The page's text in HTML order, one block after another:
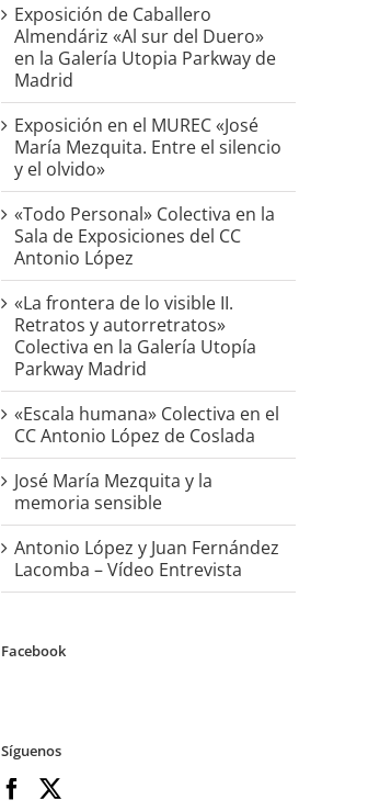
Exposición de Caballero
Almendáriz «Al sur del Duero»
en la Galería Utopia Parkway de
Madrid
Exposición en el MUREC «José
María Mezquita. Entre el silencio
y el olvido»
«Todo Personal» Colectiva en la
Sala de Exposiciones del CC
Antonio López
«La frontera de lo visible II.
Retratos y autorretratos»
Colectiva en la Galería Utopía
Parkway Madrid
«Escala humana» Colectiva en el
CC Antonio López de Coslada
José María Mezquita y la
memoria sensible
Antonio López y Juan Fernández
Lacomba – Vídeo Entrevista
Facebook
Síguenos